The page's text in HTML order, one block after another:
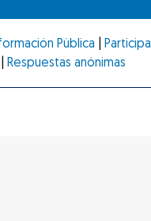
Pública
Participa
Respuestas anónimas